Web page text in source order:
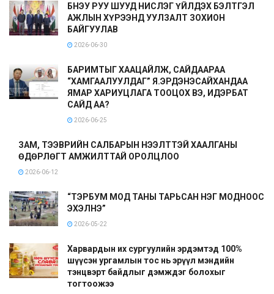
БНЭУ РУУ ШУУД НИСЛЭГ ҮЙЛДЭХ БЭЛТГЭЛ
АЖЛЫН ХҮРЭЭНД УУЛЗАЛТ ЗОХИОН
БАЙГУУЛАВ
2026-06-30
БАРИМТЫГ ХААЦАЙЛЖ, САЙДААРАА
“ХАМГААЛУУЛДАГ” Я.ЭРДЭНЭСАЙХАНДАА
ЯМАР ХАРИУЦЛАГА ТООЦОХ ВЭ, ИДЭРБАТ
САЙД АА?
2026-06-25
ЗАМ, ТЭЭВРИЙН САЛБАРЫН НЭЭЛТТЭЙ ХААЛГАНЫ
ӨДӨРЛӨГТ АМЖИЛТТАЙ ОРОЛЦЛОО
2026-06-12
“ТЭРБУМ МОД ТАНЫ ТАРЬСАН НЭГ МОДНООС
ЭХЭЛНЭ”
2026-05-22
Харвардын их сургуулийн эрдэмтэд 100%
шүүсэн ургамлын тос нь эрүүл мэндийн
тэнцвэрт байдлыг дэмждэг болохыг
тогтоожээ